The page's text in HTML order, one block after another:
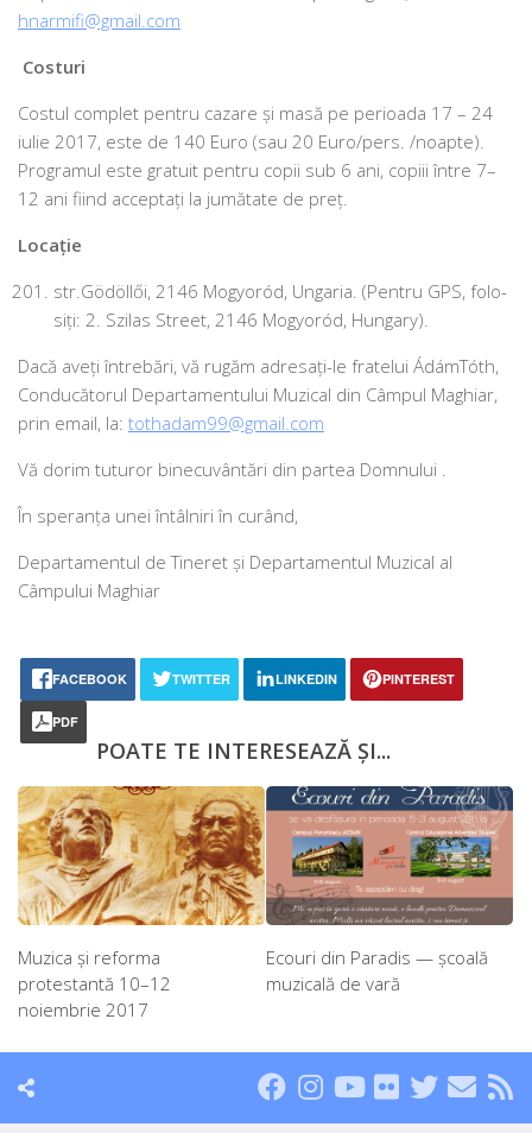
hnarmifi@gmail.com
Costuri
Costul com­plet pen­tru caza­re şi masă pe peri­oa­da 17 – 24
iulie 2017, este de 140 Euro (sau 20 Euro/pers. /noapte).
Programul este gra­tu­it pen­tru copii sub 6 ani, copi­ii între 7–
12 ani fiind accep­ta­ţi la jumă­ta­te de preţ.
Locaţie
str.Gödöllői, 2146 Mogyoród, Ungaria. (Pentru GPS, folo­
si­ţi: 2. Szilas Street, 2146 Mogyoród, Hungary).
Dacă aveţi între­bări, vă rugăm adre­sa­ţi-le fra­te­lui ÁdámTóth,
Conducătorul Departamentului Muzical din Câmpul Maghiar,
prin ema­il, la: tothadam99@gmail.com
Vă dorim tutu­ror bine­cu­vân­tări din par­tea Domnului .
În spe­ranţa unei întâl­niri în curând,
Departamentul de Tineret şi Departamentul Muzical al
Câmpului Maghiar
FACEBOOK TWITTER LINKEDIN PINTEREST
PDF
POATE TE INTERESEAZĂ ȘI...
Muzica și reforma
protestantă 10–12
noiembrie 2017
Ecouri din Paradis — școală
muzicală de vară